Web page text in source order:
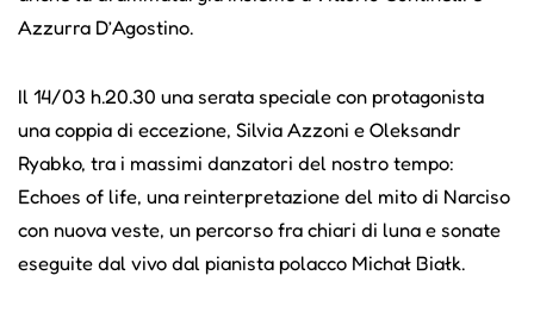
Azzurra D’Agostino.
Il 14/03 h.20.30 una serata speciale con protagonista
una coppia di eccezione, Silvia Azzoni e Oleksandr
Ryabko, tra i massimi danzatori del nostro tempo:
Echoes of life, una reinterpretazione del mito di Narciso
con nuova veste, un percorso fra chiari di luna e sonate
eseguite dal vivo dal pianista polacco Michał Białk.